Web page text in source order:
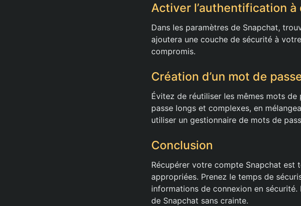
Activer l’authentification
Dans les paramètres de Snapchat,
ajoutera une couche de sécurité à
compromis.
Création d’un mot de
Évitez de réutiliser les mêmes mots
passe longs et complexes, en
utiliser un gestionnaire de mots de
Conclusion
Récupérer votre compte Snapchat est
appropriées. Prenez le temps de
informations de connexion en
de Snapchat sans crainte.